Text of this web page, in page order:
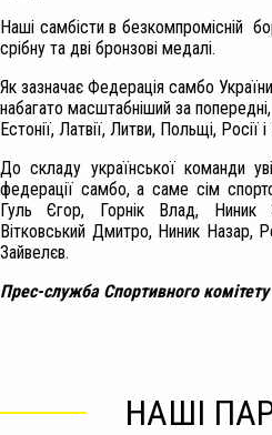
Наші самбісти в безкомпромісній
срібну та дві бронзові медалі.
Як зазначає Федерація самбо
набагато масштабніший за попередні,
Естонії, Латвії, Литви, Польщі, Росії і
До складу української команди
федерації самбо, а саме сім
Гуль Єгор, Горнік Влад, Ниник
Вітковський Дмитро, Ниник Назар,
Зайвелєв.
Прес-служба Спортивного комітету
НАШІ